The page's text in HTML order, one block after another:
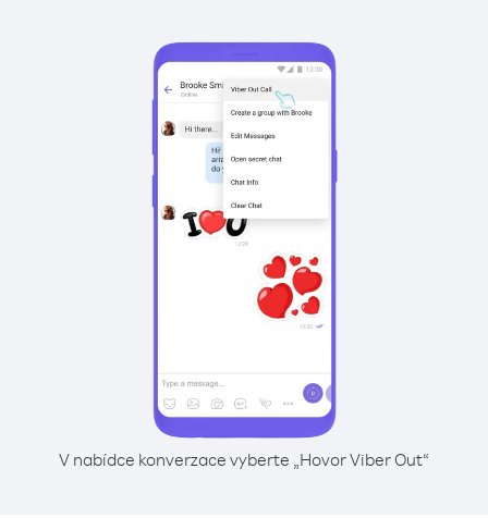
V nabídce konverzace vyberte „Hovor Viber Out“